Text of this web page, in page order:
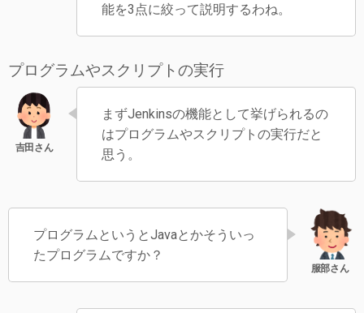
能を3点に絞って説明するわね。
プログラムやスクリプトの実行
まずJenkinsの機能として挙げられるの
はプログラムやスクリプトの実行だと
思う。
プログラムというとJavaとかそういっ
たプログラムですか？